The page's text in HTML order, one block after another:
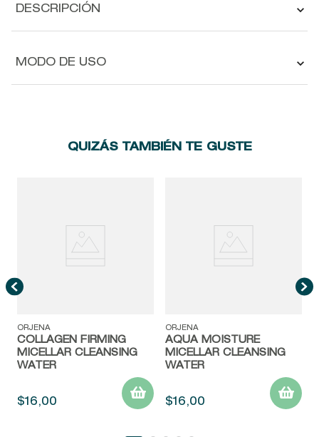
DESCRIPCIÓN
MODO DE USO
QUIZÁS TAMBIÉN TE GUSTE
ORJENA
COLLAGEN FIRMING
MICELLAR CLEANSING
WATER
$16,00
ORJENA
AQUA MOISTURE
MICELLAR CLEANSING
WATER
$16,00